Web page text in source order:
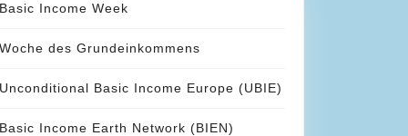
Basic Income Week
Woche des Grundeinkommens
Unconditional Basic Income Europe (UBIE)
Basic Income Earth Network (BIEN)